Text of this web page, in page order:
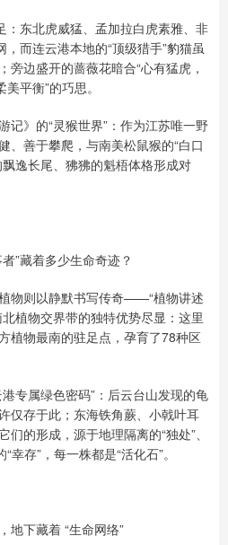
：东北虎威猛、孟加拉白虎素雅、非
而连云港本地的“顶级猎手”豹猫虽
旁边盛开的蔷薇花暗合“心有猛虎，
平衡”的巧思。
记》的“灵猴世界”：作为江苏唯一野
、善于攀爬，与南美松鼠猴的“白口
逸长尾、狒狒的魁梧体格形成对
”藏着多少生命奇迹？
物则以静默书写传奇——“植物讲述
植物交界带的独特优势尽显：这里
植物最南的驻足点，孕育了78种区
专属绿色密码”：后云台山发现的龟
仅存于此；东海铁角蕨、小戟叶耳
的形成，源于地理隔离的“独处”、
幸存”，每一株都是“活化石”。
地下藏着 “生命网络”